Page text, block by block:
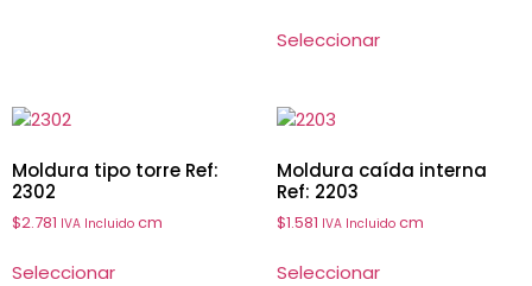
Seleccionar
Moldura tipo torre Ref:
2302
$2.781 IVA Incluido cm
Seleccionar
Moldura caída interna
Ref: 2203
$1.581 IVA Incluidocm
Seleccionar